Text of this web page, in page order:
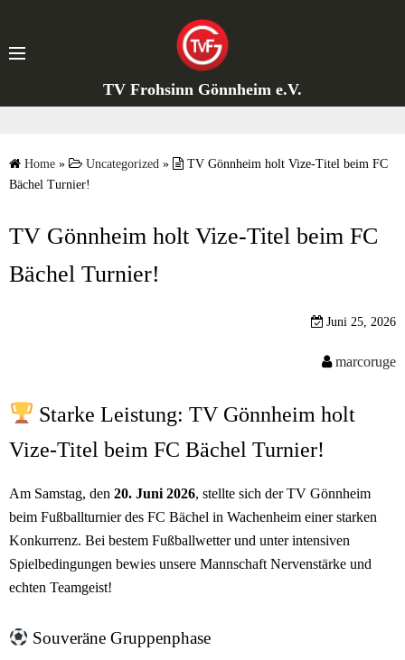
t
TV Frohsinn Gönnheim e.V.
Home » Uncategorized »
TV Gönnheim holt Vize-Titel beim FC
Bächel Turnier!
TV Gönnheim holt Vize-Titel beim FC
Bächel Turnier!
Juni 25, 2026
marcoruge
Starke Leistung: TV Gönnheim holt
Vize-Titel beim FC Bächel Turnier!
Am Samstag, den 20. Juni 2026, stellte sich der TV Gönnheim
beim Fußballturnier des FC Bächel in Wachenheim einer starken
Konkurrenz. Bei bestem Fußballwetter und unter intensiven
Spielbedingungen bewies unsere Mannschaft Nervenstärke und
echten Teamgeist!
Souveräne Gruppenphase